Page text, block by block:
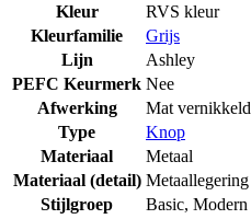
Kleur
RVS kleur
Kleurfamilie
Grijs
Lijn
Ashley
PEFC Keurmerk Nee
Afwerking
Mat vernikkeld
Type
Knop
Materiaal
Metaal
Materiaal (detail) Metaallegering
Stijlgroep
Basic, Modern